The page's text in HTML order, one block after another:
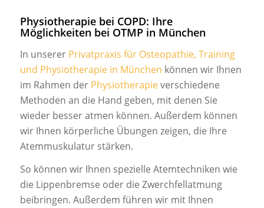
Physiotherapie bei COPD: Ihre
Möglichkeiten bei OTMP in München
In unserer Privatpraxis für Osteopathie, Training
und Physiotherapie in München können wir Ihnen
im Rahmen der Physiotherapieverschiedene
Methoden an die Hand geben, mit denen Sie
wieder besser atmen können. Außerdem können
wir Ihnen körperliche Übungen zeigen, die Ihre
Atemmuskulatur stärken.
So können wir Ihnen spezielle Atemtechniken wie
die Lippenbremse oder die Zwerchfellatmung
beibringen. Außerdem führen wir mit Ihnen